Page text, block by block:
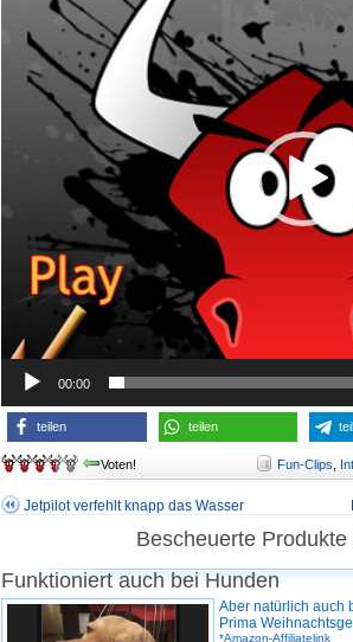
00:00
teilen teilen
Voten! Fun-Clips
Jetpilot verfehlt knapp das Wasser
Bescheuerte Produkte
Funktioniert auch bei Hunden
Aber natürlich auch
Prima
*Amazon-Affiliatelink